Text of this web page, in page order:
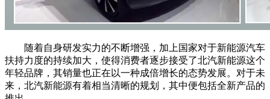
随着自身研发实力的不断增强，加上国家对于新能源汽车
扶持力度的持续加大，使得消费者逐步接受了北汽新能源这个
年轻品牌，其销量也正在以一种成倍增长的态势发展。对于未
来，北汽新能源有着相当清晰的规划，其中便包括全新产品的